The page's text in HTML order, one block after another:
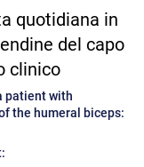
quotidiana in
del capo
clinico
patient with
the humeral biceps: